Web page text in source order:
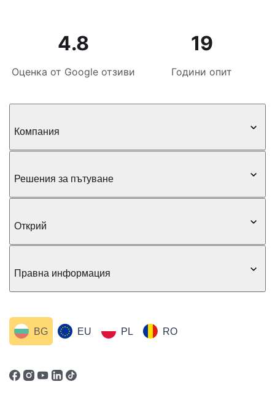
4.8
Оценка от Google отзиви
19
Години опит
Компания
Решения за пътуване
Открий
Правна информация
EU
BG PL RO